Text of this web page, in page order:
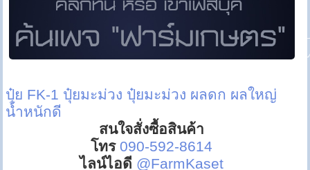
ปุ๋ย FK-1 ปุ๋ยมะม่วง ปุ๋ยมะม่วง ผลดก ผลใหญ่
น้ำหนักดี
สนใจสั่งซื้อสินค้า
โทร 090-592-8614
ไลน์ไอดี @FarmKaset